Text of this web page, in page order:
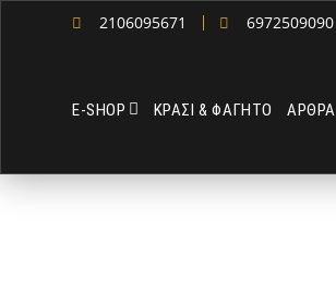
2106095671 6972509090
Ε-SHOP ΚΡΑΣΙ & ΦΑΓΗΤΟ ΑΡΘΡΑ